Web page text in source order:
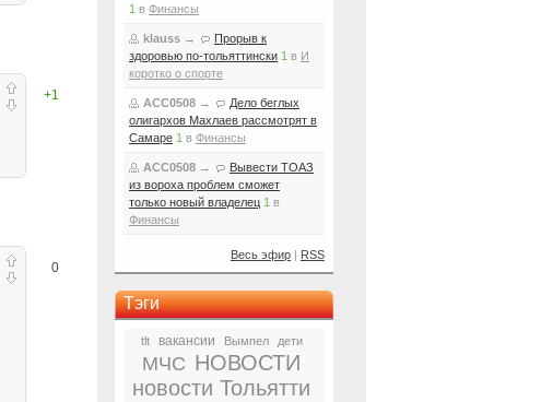
+1
0
1 в Финансы
klauss →
Прорыв к
здоровью по-тольяттински 1 в И
коротко о спорте
ACC0508 →
Дело беглых
олигархов Махлаев рассмотрят в
Самаре 1 в Финансы
ACC0508 →
Вывести ТОАЗ
из вороха проблем сможет
только новый владелец 1 в
Финансы
Весь эфир | RSS
Тэги
tlt вакансии Вымпел дети
МЧС НОВОСТИ
новости Тольятти